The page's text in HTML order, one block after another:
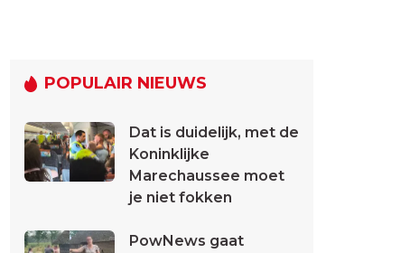
POPULAIR NIEUWS
Dat is duidelijk, met de
Koninklijke
Marechaussee moet
je niet fokken
PowNews gaat